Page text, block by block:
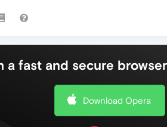
a fast and secure
Download Opera